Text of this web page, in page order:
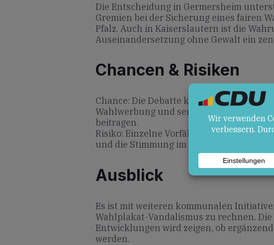
Die Entscheidung in Germersheim
Gremien bei der Sicherung eines fairen
Pfalz. Auch in Kaiserslautern ist die
Auseinandersetzung ohne Gewalt ein
Chancen & Risiken
Chance: Die Debatte kann zu verstärkten
Wahlwerbung und sensibilisiert für
beitragen.
Risiko: Einzelne Vorfälle könnten
und die Stimmung im Wahlkampf weiter
Ausblick
Es ist mit weiteren kommunalen
Wahlplakat-Vandalismus zu rechnen.
Entwicklungen wird zeigen, ob
werden.